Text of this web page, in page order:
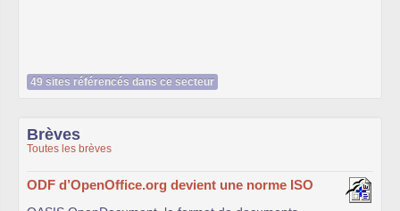
49 sites référencés dans ce secteur
Brèves
Toutes les brèves
ODF d’OpenOffice.org devient une norme ISO